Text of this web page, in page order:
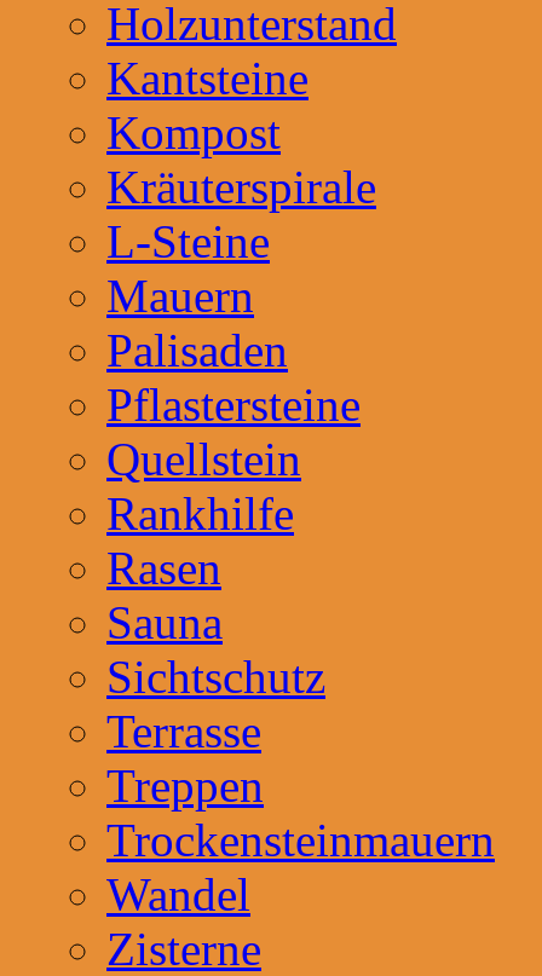
Holzunterstand
Kantsteine
Kompost
Kräuterspirale
L-Steine
Mauern
Palisaden
Pflastersteine
Quellstein
Rankhilfe
Rasen
Sauna
Sichtschutz
Terrasse
Treppen
Trockensteinmauern
Wandel
Zisterne